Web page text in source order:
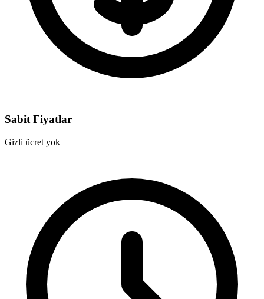
Sabit Fiyatlar
Gizli ücret yok